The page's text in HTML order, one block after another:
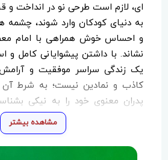
ای، لازم است طرحی نو در انداخت و
به دنیای کودکان وارد شوند،
و احساس خوش همراهی با امام
نشاند. با داشتن پیشوایانی کامل و
یک زندگی سراسر موفقیت و
کاذب و نمادین نیست؛ به شرط آن
پدران معنوی خود را به نیکی
شایسته را تشکیل دهند. نشر جمال
اهل بیت را دوست دارم راچاپ و
مشاهده بیشتر